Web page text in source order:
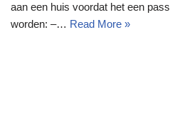
aan een huis voordat het een
worden: –… Read More »